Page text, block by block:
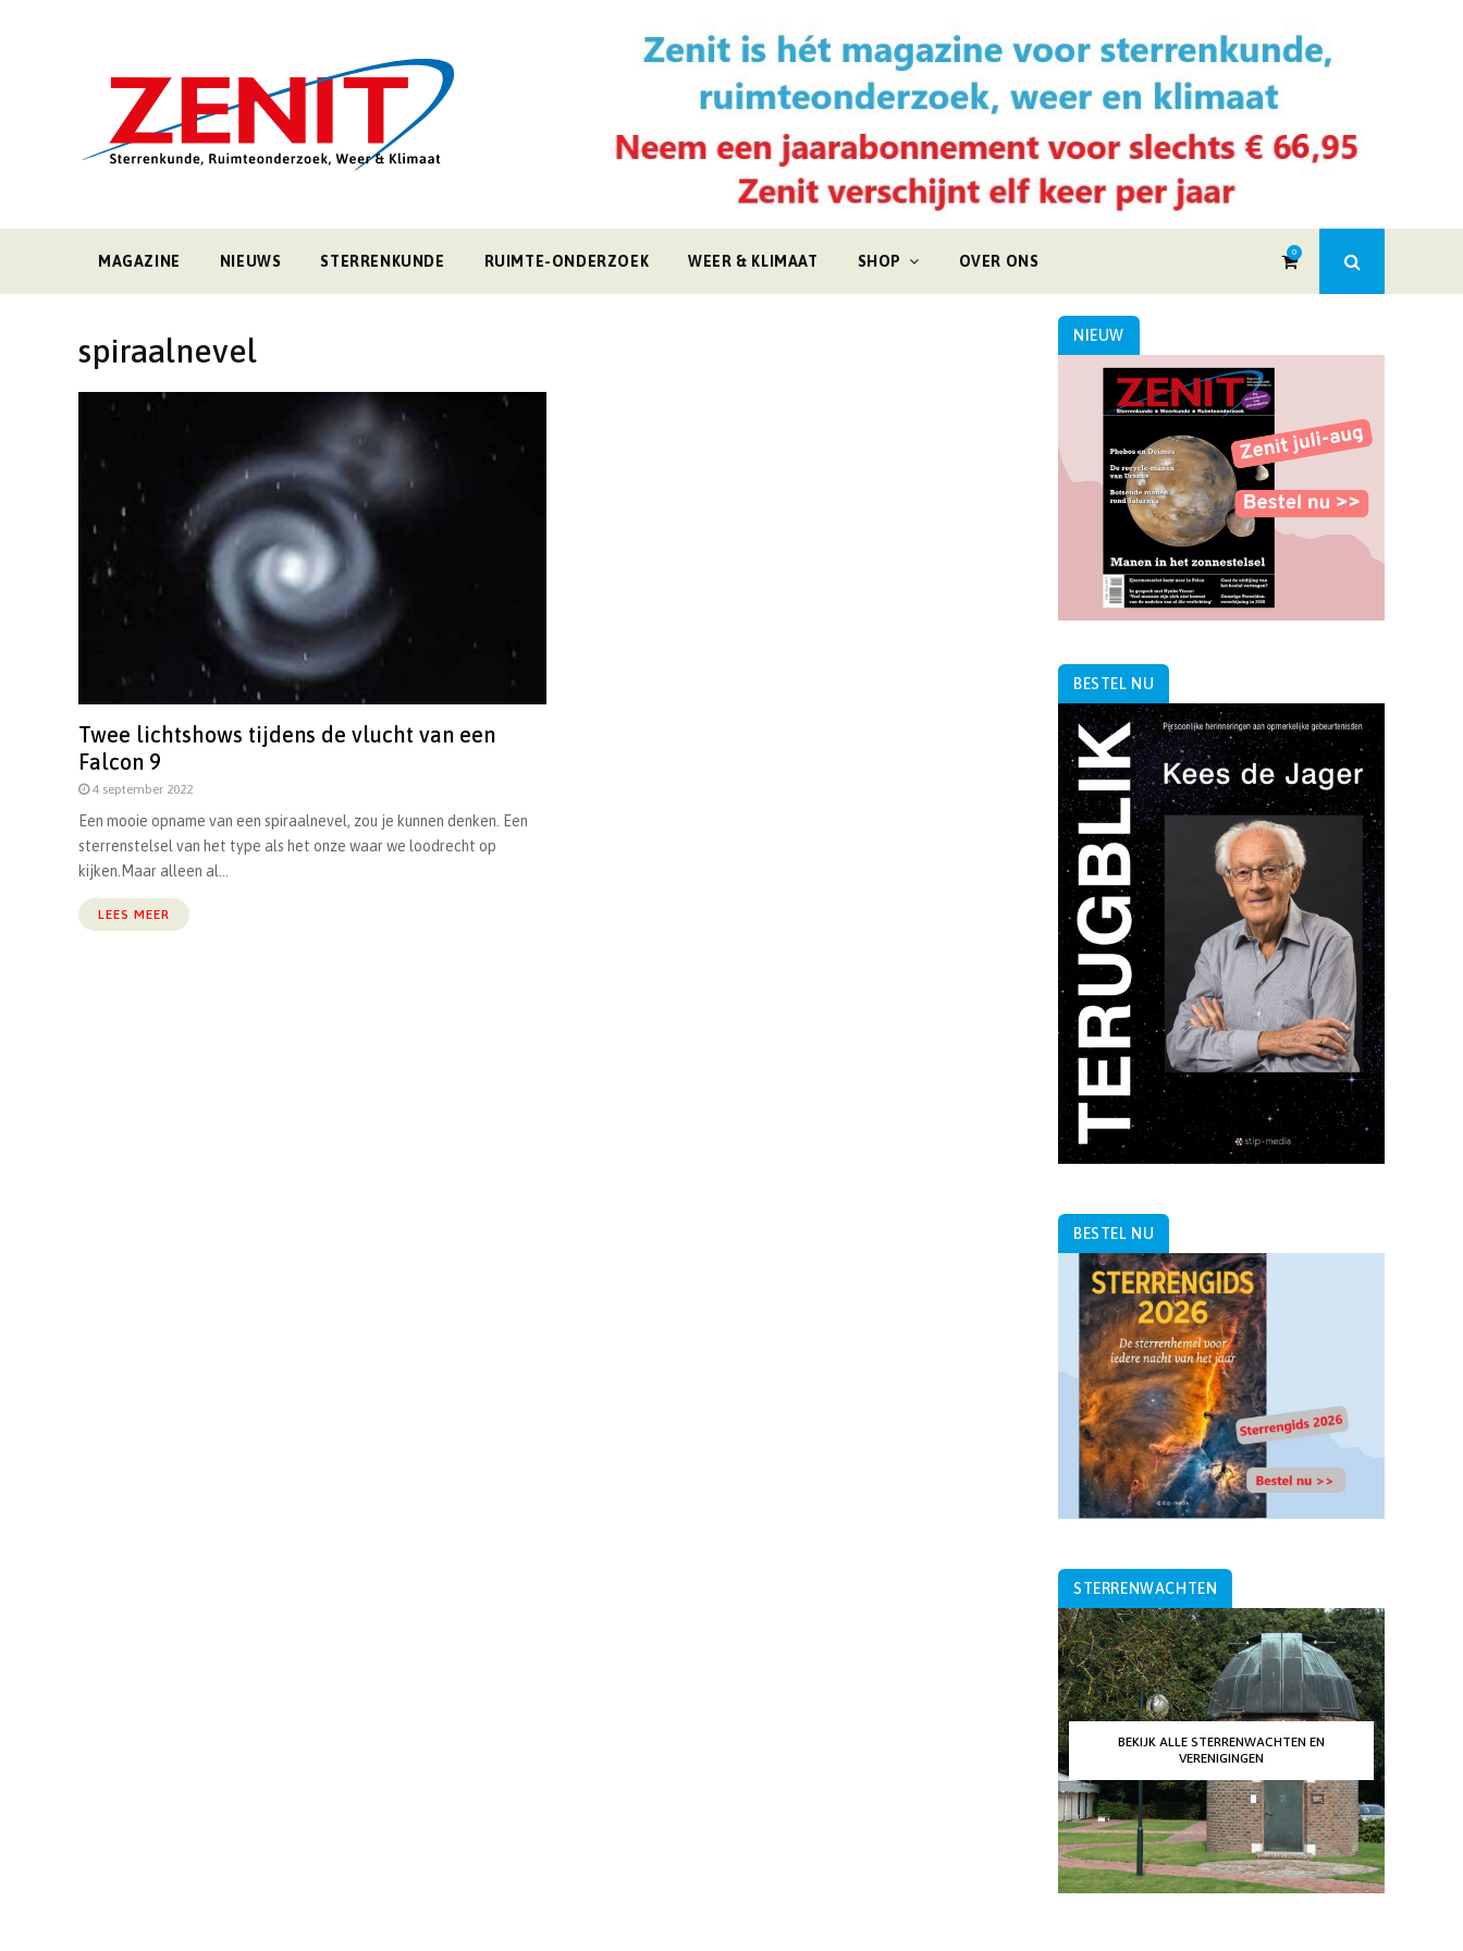
MAGAZINE NIEUWS STERRENKUNDE RUIMTE-ONDERZOEK WEER & KLIMAAT SHOP OVER ONS
0
spiraalnevel
Twee lichtshows tijdens de vlucht van een
Falcon 9
4 september 2022
Een mooie opname van een spiraalnevel, zou je kunnen denken. Een
sterrenstelsel van het type als het onze waar we loodrecht op
kijken.Maar alleen al...
LEES MEER
NIEUW
BESTEL NU
BESTEL NU
STERRENWACHTEN
BEKIJK ALLE STERRENWACHTEN EN
VERENIGINGEN